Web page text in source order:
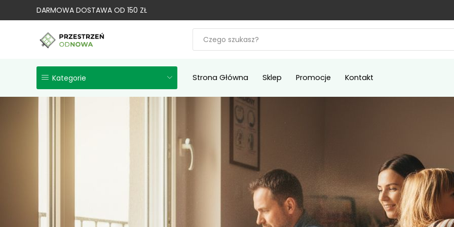
DARMOWA DOSTAWA OD 150 ZŁ
Kategorie Strona Główna Sklep Promocje Kontakt